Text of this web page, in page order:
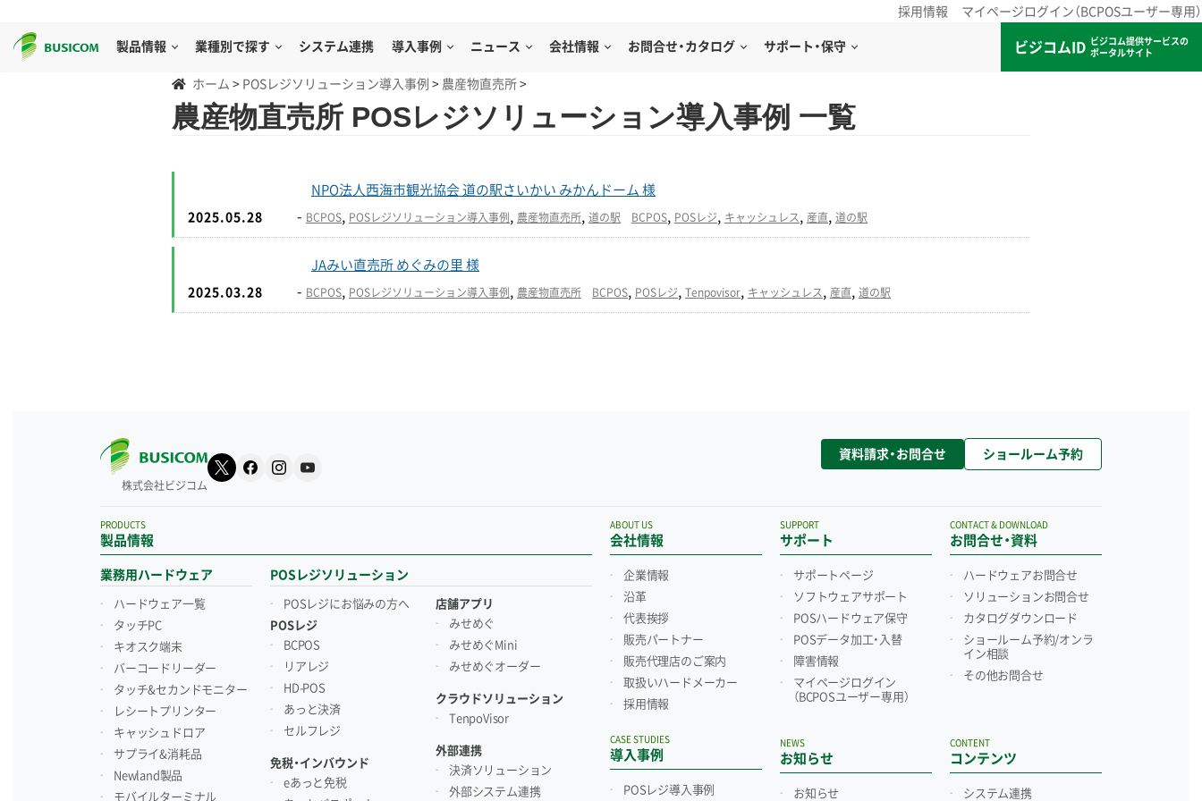
採用情報 マイページログイン（BCPOSユーザー専用）
製品情報 業種別で探す システム連携 導入事例 ニュース 会社情報 お問合せ・カタログ サポート・保守 ビジコムID
ビジコム提供サービスの
ポータルサイト
ホーム > POSレジソリューション導入事例 > 農産物直売所 >
農産物直売所 POSレジソリューション導入事例 一覧
2025.05.28
NPO法人西海市観光協会 道の駅さいかい みかんドーム 様
- BCPOS POSレジソリューション導入事例 農産物直売所 道の駅 BCPOS POSレジ キャッシュレス 産直 道の駅
2025.03.28
JAみい直売所 めぐみの里 様
- BCPOS POSレジソリューション導入事例 農産物直売所 BCPOS POSレジ Tenpovisor キャッシュレス 産直 道の駅
株式会社ビジコム
資料請求・お問合せ ショールーム予約
製品情報
PRODUCTS
業務用ハードウェア
ハードウェア一覧
タッチPC
キオスク端末
バーコードリーダー
タッチ&セカンドモニター
レシートプリンター
キャッシュドロア
サプライ&消耗品
Newland製品
モバイルターミナル
POSレジソリューション
POSレジにお悩みの方へ
POSレジ
BCPOS
リアレジ
HD-POS
あっと決済
セルフレジ
免税・インバウンド
eあっと免税
店舗アプリ
みせめぐ
みせめぐMini
みせめぐオーダー
クラウドソリューション
TenpoVisor
外部連携
決済ソリューション
外部システム連携
会社情報
ABOUT US
企業情報
沿革
代表挨拶
販売パートナー
販売代理店のご案内
取扱いハードメーカー
採用情報
導入事例
CASE STUDIES
POSレジ導入事例
サポート
SUPPORT
サポートページ
ソフトウェアサポート
POSハードウェア保守
POSデータ加工・入替
障害情報
マイページログイン
（BCPOSユーザー専用）
お知らせ
NEWS
お知らせ
お問合せ・資料
CONTACT & DOWNLOAD
ハードウェアお問合せ
ソリューションお問合せ
カタログダウンロード
ショールーム予約/オンラ
イン相談
その他お問合せ
コンテンツ
CONTENT
システム連携